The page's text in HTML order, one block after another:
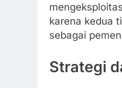
karena kedua
sebagai
Strategi